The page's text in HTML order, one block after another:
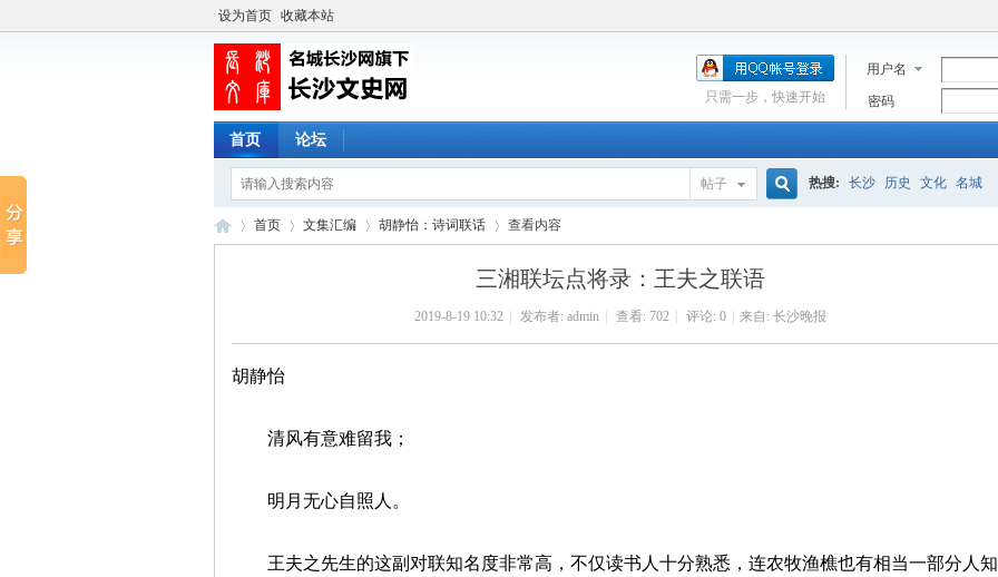
设为首页 收藏本站
用户名
密码
只需一步，快速开始
首页 论坛
帖子
索
热搜: 长沙 历史 文化 名城
首页 文集汇编 胡静怡：诗词联话
›
查看内容
三湘联坛点将录：王夫之联语
2019-8-19 10:32 发布者: admin 查看: 702 评论: 0 来自: 长沙晚报
胡静怡
清风有意难留我；
明月无心自照人。
王夫之先生的这副对联知名度非常高，不仅读书人十分熟悉，连农牧渔樵也有相当一部分人知